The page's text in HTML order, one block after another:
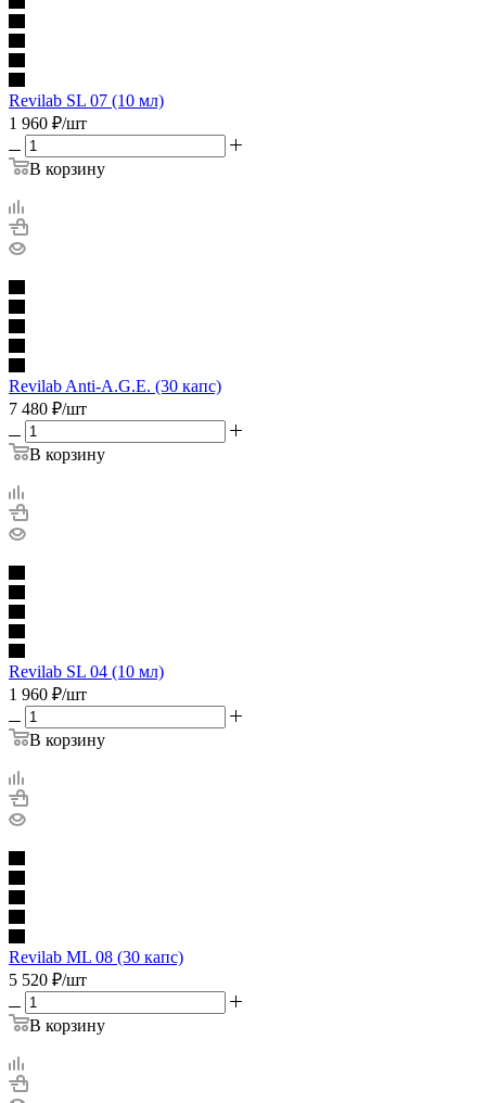
Revilab SL 07 (10 мл)
1 960 ₽/шт
В корзину
Revilab Anti-A.G.E. (30 капс)
7 480 ₽/шт
В корзину
Revilab SL 04 (10 мл)
1 960 ₽/шт
В корзину
Revilab ML 08 (30 капс)
5 520 ₽/шт
В корзину